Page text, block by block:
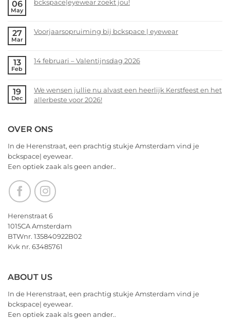
alvast
Kerstfeest
allerbeste
voor
06
May
bckspace|eyewear zoekt jou!
on
jou!
27
Mar
Voorjaarsopruiming bij bckspace | eyewear
on
bckspace
|
13
Feb
14 februari – Valentijnsdag 2026
on
14
Valentijnsdag
19
Dec
We wensen jullie nu alvast een heerlijk Kerstfeest en het
allerbeste voor 2026!
on
wensen
jullie
nu
alvast
een
heerlijk
en
het
allerbeste
voor
OVER ONS
In de Herenstraat, een prachtig stukje Amsterdam vind je
bckspace| eyewear.
Een optiek zaak als geen ander..
Herenstraat 6
1015CA Amsterdam
BTWnr. 135840922B02
Kvk nr. 63485761
ABOUT US
In de Herenstraat, een prachtig stukje Amsterdam vind je
bckspace| eyewear.
Een optiek zaak als geen ander..